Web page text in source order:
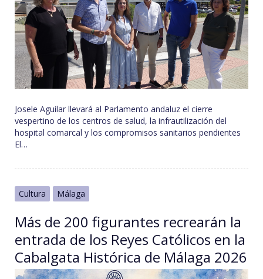
Josele Aguilar llevará al Parlamento andaluz el cierre
vespertino de los centros de salud, la infrautilización del
hospital comarcal y los compromisos sanitarios pendientes
El…
Cultura Málaga
Más de 200 figurantes recrearán la
entrada de los Reyes Católicos en la
Cabalgata Histórica de Málaga 2026